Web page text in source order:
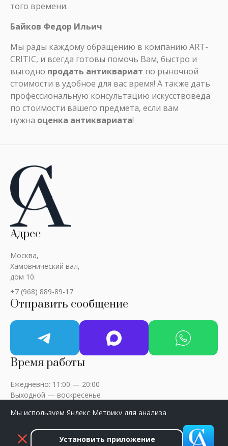
того времени.
Байков Федор Ильич
Мы рады каждому обращению в компанию ART-
CRITIC, и всегда готовы помочь Вам, быстро и
выгодно продать антиквариат по рыночной
стоимости в удобное для вас время! А также дать
профессиональную консультацию искусствоведа
по стоимости вашего предмета, если вам
нужна оценка антиквариата!
Адрес
Москва,
Хамовнический вал,
дом 10.
+7 (968) 889-89-17
Отправить сообщение
Время работы
Ежедневно: 11:00 — 20:00
Выходной — воскресенье
ART-CRITIC © 2018 - 2026 / Все права защищены
Установить приложение
Мы используем Яндекс Метрику для анализа
разрешить сбор данных.